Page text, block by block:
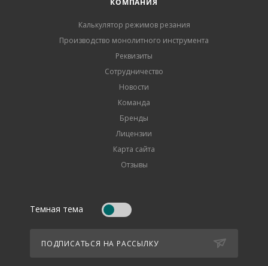
КОМПАНИЯ
Калькулятор режимов резания
Производство монолитного инструмента
Реквизиты
Сотрудничество
Новости
Команда
Бренды
Лицензии
Карта сайта
Отзывы
Темная тема
ПОДПИСАТЬСЯ НА РАССЫЛКУ